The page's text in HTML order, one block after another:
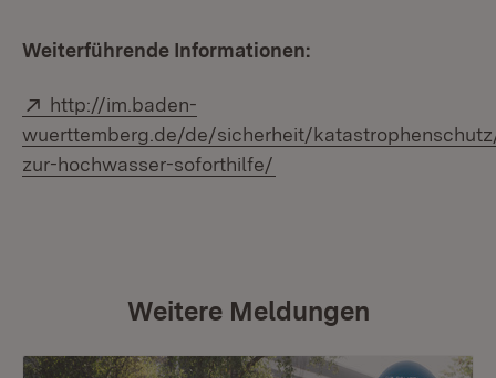
Weiterführende Informationen:
Extern:
http://im.baden-
wuerttemberg.de/de/sicherheit/
zur-hochwasser-soforthilfe/
Weitere Meldungen